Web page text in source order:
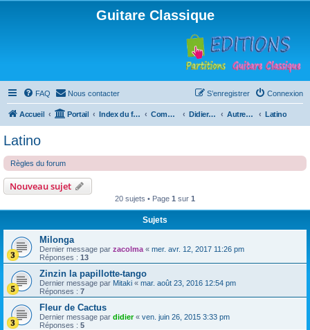
Guitare Classique
FAQ Nous contacter Connexion
S’enregistrer
Accueil Portail Index du forum Compositions Didierland Autres musiques Latino
Latino
Règles du forum
Nouveau sujet
20 sujets • Page 1 sur 1
Sujets
Milonga
Dernier message par zacolma « mer. avr. 12, 2017 11:26 pm
Réponses : 13
Zinzin la papillotte-tango
Dernier message par Mitaki « mar. août 23, 2016 12:54 pm
Réponses : 7
Fleur de Cactus
Dernier message par didier« ven. juin 26, 2015 3:33 pm
Réponses : 5